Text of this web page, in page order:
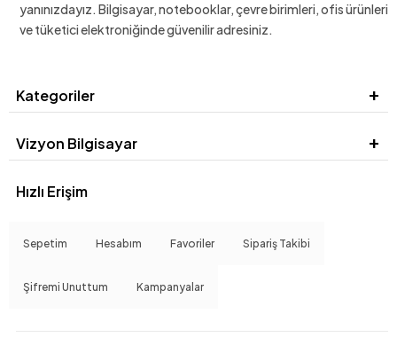
yanınızdayız. Bilgisayar, notebooklar, çevre birimleri, ofis ürünleri
ve tüketici elektroniğinde güvenilir adresiniz.
Kategoriler
Vizyon Bilgisayar
Hızlı Erişim
Sepetim Hesabım Favoriler Sipariş Takibi
Şifremi Unuttum Kampanyalar